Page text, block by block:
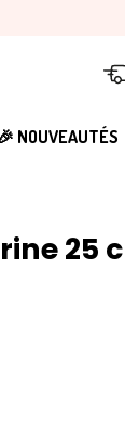
🎉 NOUVEAUTÉS
25